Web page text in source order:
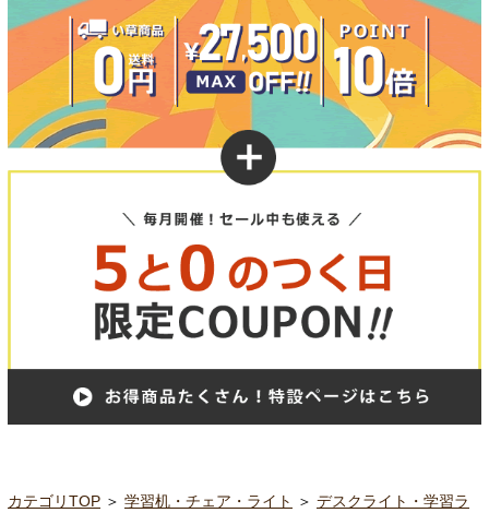
カテゴリTOP ＞ 学習机・チェア・ライト ＞ デスクライト・学習ラ